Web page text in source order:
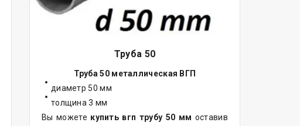
Труба 50
Труба 50 металлическая ВГП
диаметр 50 мм
толщина 3 мм
Вы можете купить вгп трубу 50 мм оставив